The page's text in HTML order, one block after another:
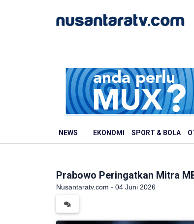
NEWS EKONOMI SPORT & BOLA
Prabowo Peringatkan Mitra
Nusantaratv.com - 04 Juni 2026